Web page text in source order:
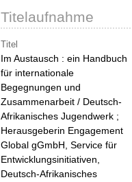
Titelaufnahme
Titel
Im Austausch : ein Handbuch
für internationale
Begegnungen und
Zusammenarbeit / Deutsch-
Afrikanisches Jugendwerk ;
Herausgeberin Engagement
Global gGmbH, Service für
Entwicklungsinitiativen,
Deutsch-Afrikanisches